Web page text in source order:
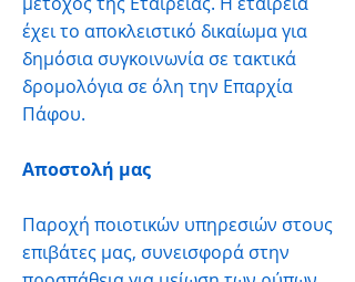
έχει το αποκλειστικό δικαίωμα για
δημόσια συγκοινωνία σε τακτικά
δρομολόγια σε όλη την Επαρχία
Πάφου.
Αποστολή μας
Παροχή ποιοτικών υπηρεσιών στους
επιβάτες μας, συνεισφορά στην